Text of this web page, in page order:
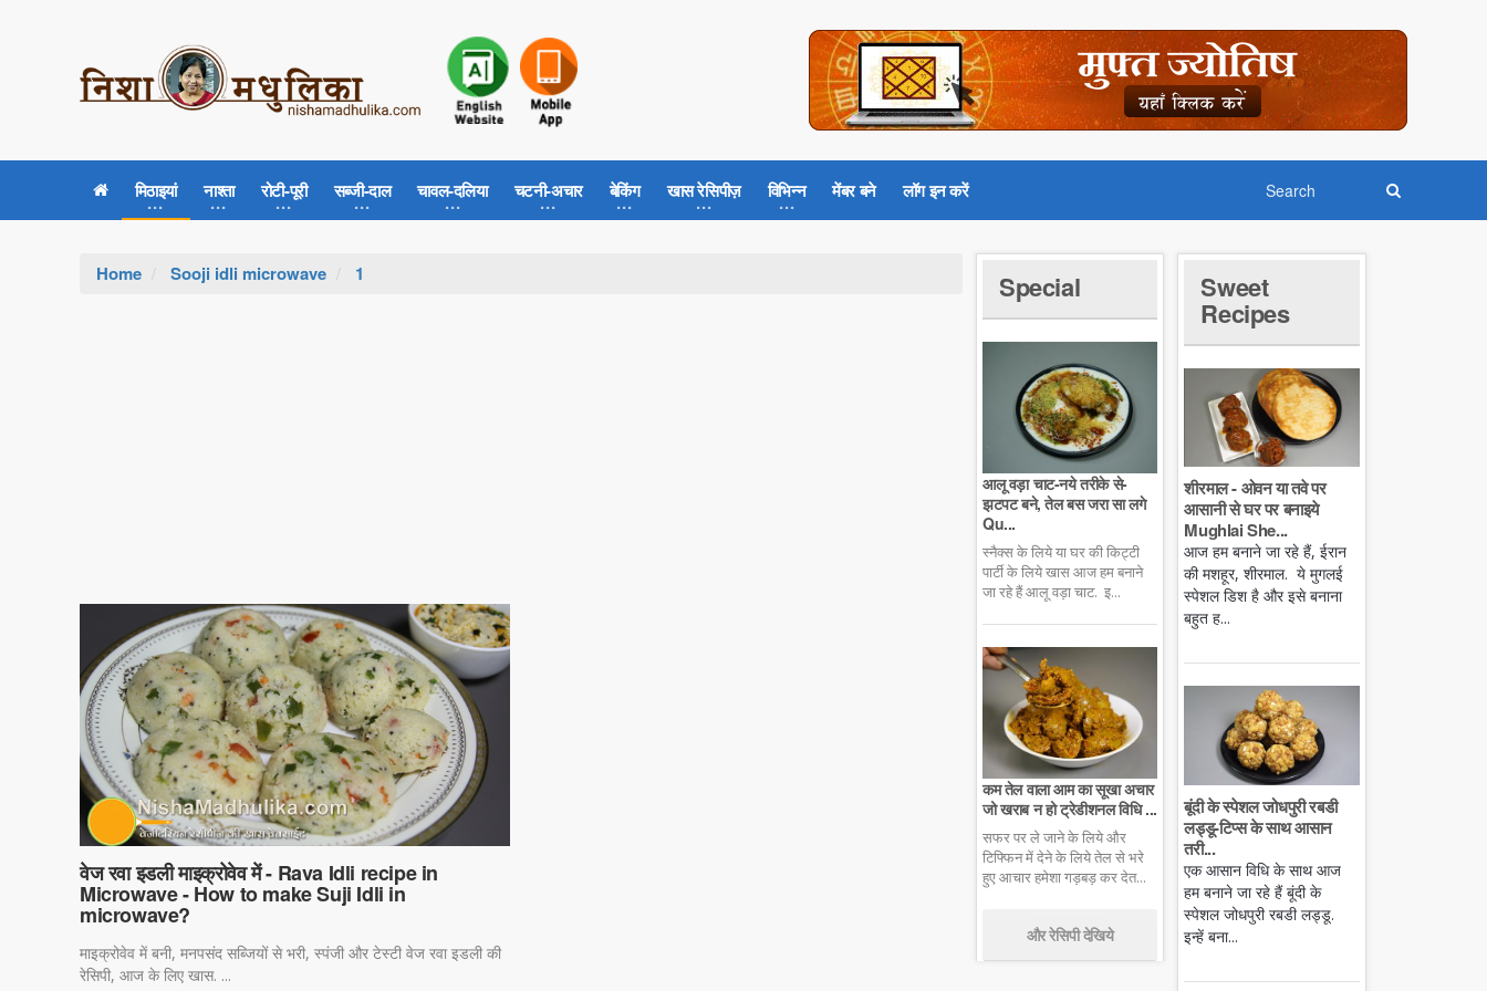
मिठाइयां नाश्ता रोटी-पूरी सब्जी-दाल चावल-दलिया चटनी-अचार बेकिंग खास रेसिपीज़ विभिन्न मेंबर बने लॉग इन करें
Home Sooji idli microwave 1
वेज रवा इडली माइक्रोवेव में - Rava Idli recipe in
Microwave - How to make Suji Idli in
microwave?
माइक्रोवेव में बनी, मनपसंद सब्जियों से भरी, स्पंजी और टेस्टी वेज रवा इडली की
रेसिपी, आज के लिए खास. ...
Special
आलू वड़ा चाट-नये तरीके से-
झटपट बने, तेल बस जरा सा लगे
Qu...
स्नैक्स के लिये या घर की किट्टी
पार्टी के लिये खास आज हम बनाने
जा रहे हैं आलू वड़ा चाट. इ...
कम तेल वाला आम का सूखा अचार
जो खराब न हो ट्रेडीशनल विधि ...
सफर पर ले जाने के लिये और
टिफ्फिन में देने के लिये तेल से भरे
हुए आचार हमेशा गड़बड़ कर देत...
और रेसिपी देखिये
Sweet
Recipes
शीरमाल - ओवन या तवे पर
आसानी से घर पर बनाइये
Mughlai She...
आज हम बनाने जा रहे हैं, ईरान
की मशहूर, शीरमाल. ये मुगलई
स्पेशल डिश है और इसे बनाना
बहुत ह...
बूंदी के स्पेशल जोधपुरी रबडी
लड्डू-टिप्स के साथ आसान
तरी...
एक आसान विधि के साथ आज
हम बनाने जा रहे हैं बूंदी के
स्पेशल जोधपुरी रबडी लड्डू.
इन्हें बना...